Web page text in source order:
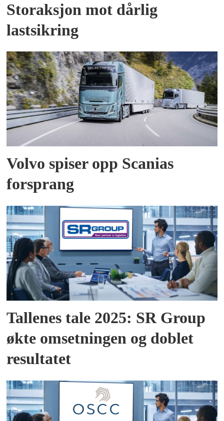
Storaksjon mot dårlig
lastsikring
Volvo spiser opp Scanias
forsprang
Tallenes tale 2025: SR Group
økte omsetningen og doblet
resultatet